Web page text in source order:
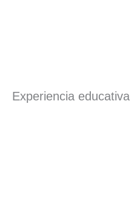
Experiencia educativa